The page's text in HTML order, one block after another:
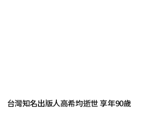
台灣知名出版人高希均逝世 享年90歲